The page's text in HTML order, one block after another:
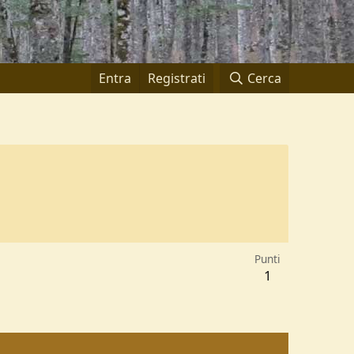
Entra Registrati Cerca
Punti
1